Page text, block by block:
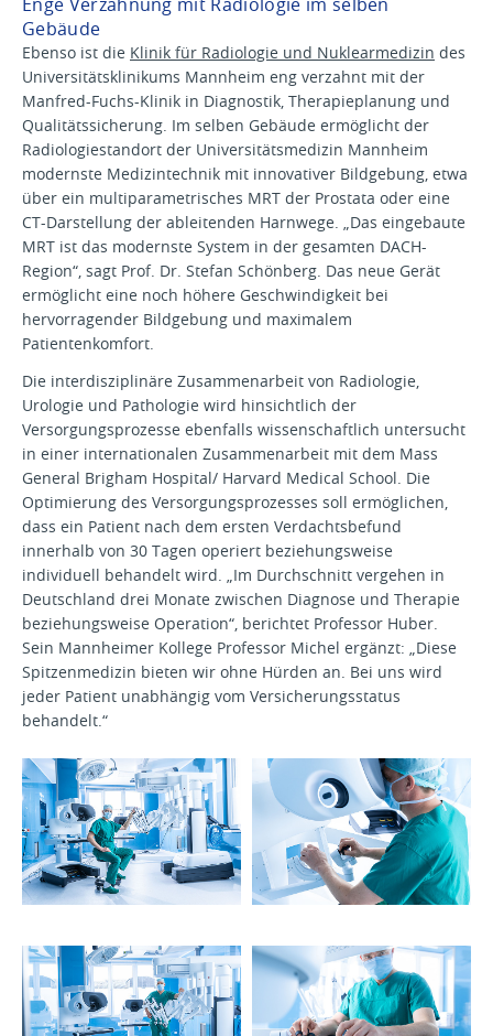
Gebäude
Ebenso ist die Klinik für Radiologie und Nuklearmedizin des
Universitätsklinikums Mannheim eng verzahnt mit der
Manfred-Fuchs-Klinik in Diagnostik, Therapieplanung und
Qualitätssicherung. Im selben Gebäude ermöglicht der
Radiologiestandort der Universitätsmedizin Mannheim
modernste Medizintechnik mit innovativer Bildgebung, etwa
über ein multiparametrisches MRT der Prostata oder eine
CT-Darstellung der ableitenden Harnwege. „Das eingebaute
MRT ist das modernste System in der gesamten DACH-
Region“, sagt Prof. Dr. Stefan Schönberg. Das neue Gerät
ermöglicht eine noch höhere Geschwindigkeit bei
hervorragender Bildgebung und maximalem
Patientenkomfort.
Die interdisziplinäre Zusammenarbeit von Radiologie,
Urologie und Pathologie wird hinsichtlich der
Versorgungsprozesse ebenfalls wissenschaftlich untersucht
in einer internationalen Zusammenarbeit mit dem Mass
General Brigham Hospital/ Harvard Medical School. Die
Optimierung des Versorgungsprozesses soll ermöglichen,
dass ein Patient nach dem ersten Verdachtsbefund
innerhalb von 30 Tagen operiert beziehungsweise
individuell behandelt wird. „Im Durchschnitt vergehen in
Deutschland drei Monate zwischen Diagnose und Therapie
beziehungsweise Operation“, berichtet Professor Huber.
Sein Mannheimer Kollege Professor Michel ergänzt: „Diese
Spitzenmedizin bieten wir ohne Hürden an. Bei uns wird
jeder Patient unabhängig vom Versicherungsstatus
behandelt.“